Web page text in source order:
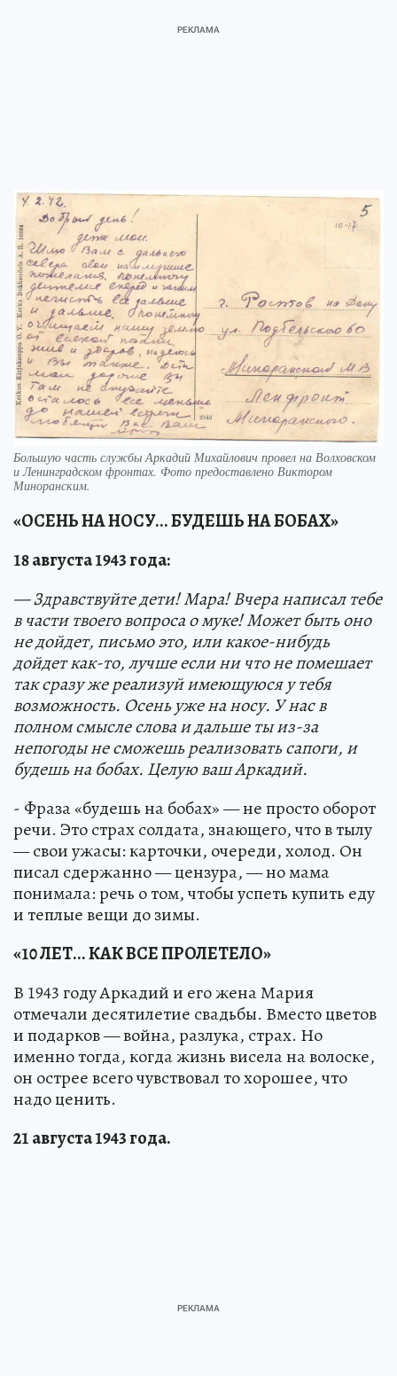
Большую часть службы Аркадий Михайлович провел на Волховском
и Ленинградском фронтах. Фото предоставлено Виктором
Миноранским.
«ОСЕНЬ НА НОСУ... БУДЕШЬ НА БОБАХ»
18 августа 1943 года:
— Здравствуйте дети! Мара! Вчера написал тебе
в части твоего вопроса о муке! Может быть оно
не дойдет, письмо это, или какое-нибудь
дойдет как-то, лучше если ни что не помешает
так сразу же реализуй имеющуюся у тебя
возможность. Осень уже на носу. У нас в
полном смысле слова и дальше ты из-за
непогоды не сможешь реализовать сапоги, и
будешь на бобах. Целую ваш Аркадий.
- Фраза «будешь на бобах» — не просто оборот
речи. Это страх солдата, знающего, что в тылу
— свои ужасы: карточки, очереди, холод. Он
писал сдержанно — цензура, — но мама
понимала: речь о том, чтобы успеть купить еду
и теплые вещи до зимы.
«10 ЛЕТ... КАК ВСЕ ПРОЛЕТЕЛО»
В 1943 году Аркадий и его жена Мария
отмечали десятилетие свадьбы. Вместо цветов
и подарков — война, разлука, страх. Но
именно тогда, когда жизнь висела на волоске,
он острее всего чувствовал то хорошее, что
надо ценить.
21 августа 1943 года.